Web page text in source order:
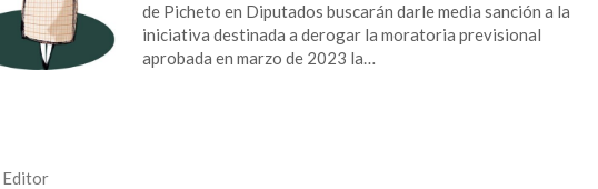
de Picheto en Diputados buscarán darle media sanción a la
iniciativa destinada a derogar la moratoria previsional
aprobada en marzo de 2023 la…
Editor